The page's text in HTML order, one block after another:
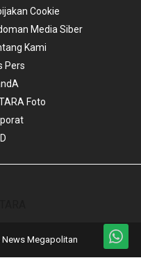
Cookie
Media Siber
Kami
Pers
Foto
Megapolitan